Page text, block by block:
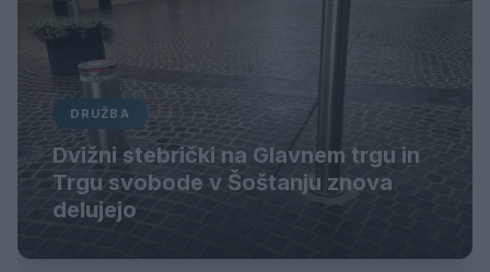
DRUŽBA
Dvižni stebrički na Glavnem trgu in
Trgu svobode v Šoštanju znova
delujejo